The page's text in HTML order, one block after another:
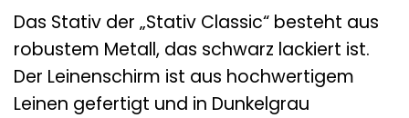
Das Stativ der „Stativ Classic“ besteht aus
robustem Metall, das schwarz lackiert ist.
Der Leinenschirm ist aus hochwertigem
Leinen gefertigt und in Dunkelgrau